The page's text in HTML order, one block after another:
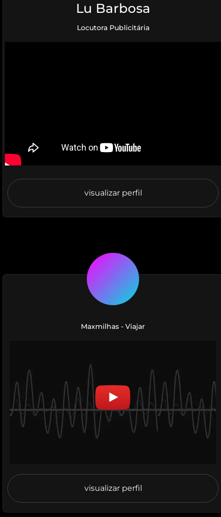
Lu Barbosa
Locutora Publicitária
visualizar perfil
Maxmilhas - Viajar
visualizar perfil